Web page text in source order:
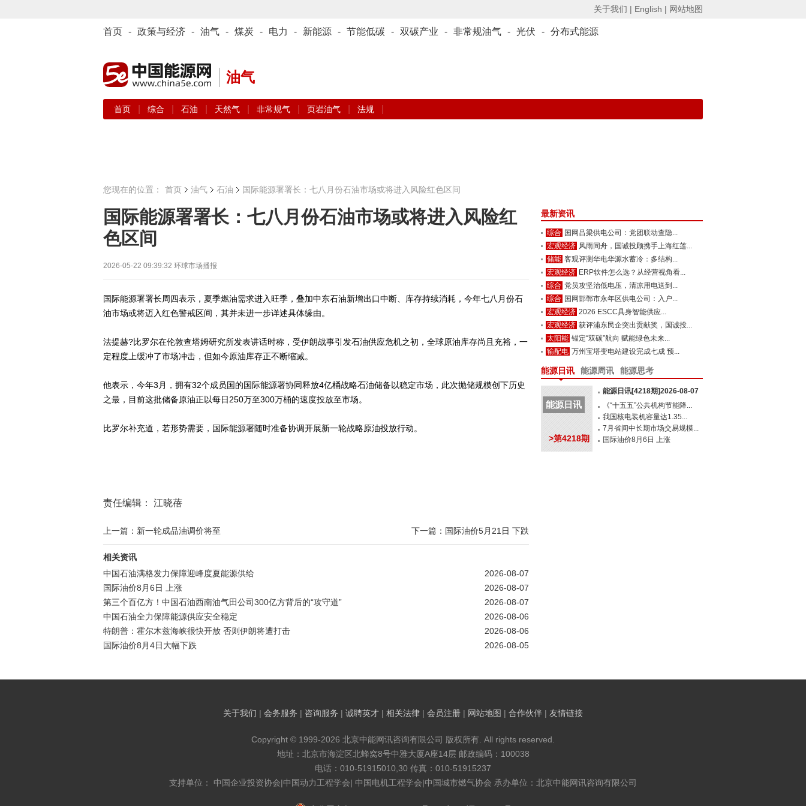
关于我们 | English | 网站地图
首页 - 政策与经济 - 油气 - 煤炭 - 电力 - 新能源 - 节能低碳 - 双碳产业 - 非常规油气 - 光伏 - 分布式能源
油气
首页 综合 石油 天然气 非常规气 页岩油气 法规
您现在的位置： 首页 油气 石油 国际能源署署长：七八月份石油市场或将进入风险红色区间
国际能源署署长：七八月份石油市场或将进入风险红
色区间
2026-05-22 09:39:32 环球市场播报
国际能源署署长周四表示，夏季燃油需求进入旺季，叠加中东石油新增出口中断、库存持续消耗，今年七八月份石
油市场或将迈入红色警戒区间，其并未进一步详述具体缘由。
法提赫?比罗尔在伦敦查塔姆研究所发表讲话时称，受伊朗战事引发石油供应危机之初，全球原油库存尚且充裕，一
定程度上缓冲了市场冲击，但如今原油库存正不断缩减。
他表示，今年3月，拥有32个成员国的国际能源署协同释放4亿桶战略石油储备以稳定市场，此次抛储规模创下历史
之最，目前这批储备原油正以每日250万至300万桶的速度投放至市场。
比罗尔补充道，若形势需要，国际能源署随时准备协调开展新一轮战略原油投放行动。
责任编辑： 江晓蓓
上一篇：新一轮成品油调价将至 下一篇：国际油价5月21日 下跌
相关资讯
2026-08-07
中国石油满格发力保障迎峰度夏能源供给
2026-08-07
国际油价8月6日 上涨
2026-08-07
第三个百亿方！中国石油西南油气田公司300亿方背后的“攻守道”
2026-08-06
中国石油全力保障能源供应安全稳定
2026-08-06
特朗普：霍尔木兹海峡很快开放 否则伊朗将遭打击
2026-08-05
国际油价8月4日大幅下跌
最新资讯
综合 国网吕梁供电公司：党团联动查隐...
宏观经济 风雨同舟，国诚投顾携手上海红莲...
储能 客观评测华电华源水蓄冷：多结构...
宏观经济 ERP软件怎么选？从经营视角看...
综合 党员攻坚治低电压，清凉用电送到...
综合 国网邯郸市永年区供电公司：入户...
宏观经济 2026 ESCC具身智能供应...
宏观经济 获评浦东民企突出贡献奖，国诚投...
太阳能 锚定“双碳”航向 赋能绿色未来...
输配电 万州宝塔变电站建设完成七成 预...
能源日讯 能源周讯 能源思考
能源日讯
>第4218期
能源日讯[4218期]2026-08-07
《“十五五”公共机构节能降...
我国核电装机容量达1.35...
7月省间中长期市场交易规模...
国际油价8月6日 上涨
关于我们 | 会务服务 | 咨询服务 | 诚聘英才 | 相关法律 | 会员注册 | 网站地图 | 合作伙伴 | 友情链接
Copyright © 1999-2026 北京中能网讯咨询有限公司 版权所有. All rights reserved.
地址：北京市海淀区北蜂窝8号中雅大厦A座14层 邮政编码：100038
电话：010-51915010,30 传真：010-51915237
支持单位： 中国企业投资协会|中国动力工程学会| 中国电机工程学会|中国城市燃气协会 承办单位：北京中能网讯咨询有限公司